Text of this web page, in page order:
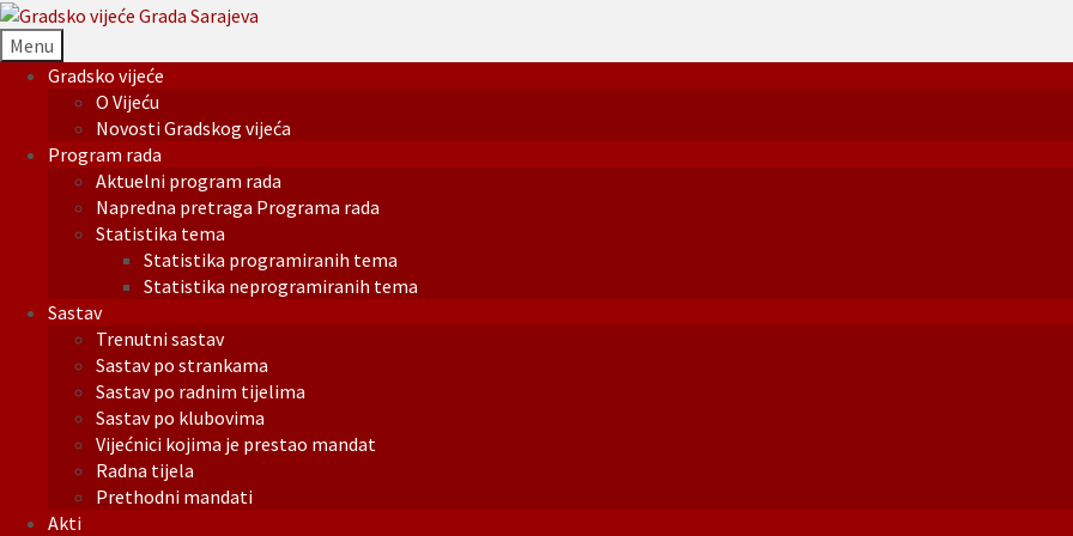
Menu
Gradsko vijeće
O Vijeću
Novosti Gradskog vijeća
Program rada
Aktuelni program rada
Napredna pretraga Programa rada
Statistika tema
Statistika programiranih tema
Statistika neprogramiranih tema
Sastav
Trenutni sastav
Sastav po strankama
Sastav po radnim tijelima
Sastav po klubovima
Vijećnici kojima je prestao mandat
Radna tijela
Prethodni mandati
Akti